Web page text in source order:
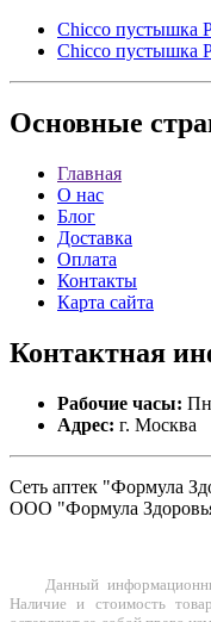
Chicco пустышка
Chicco пустышка
Основные
Главная
О нас
Блог
Доставка
Оплата
Контакты
Карта сайта
Контактная
Рабочие часы:
Адрес: г. Москва
Сеть аптек "Формула
ООО "Формула
Данный
Наличие и стоимость